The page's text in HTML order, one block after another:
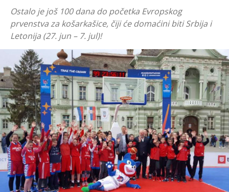
Ostalo je još 100 dana do početka Evropskog
prvenstva za košarkašice, čiji će domaćini biti Srbija i
Letonija (27. jun – 7. jul)!